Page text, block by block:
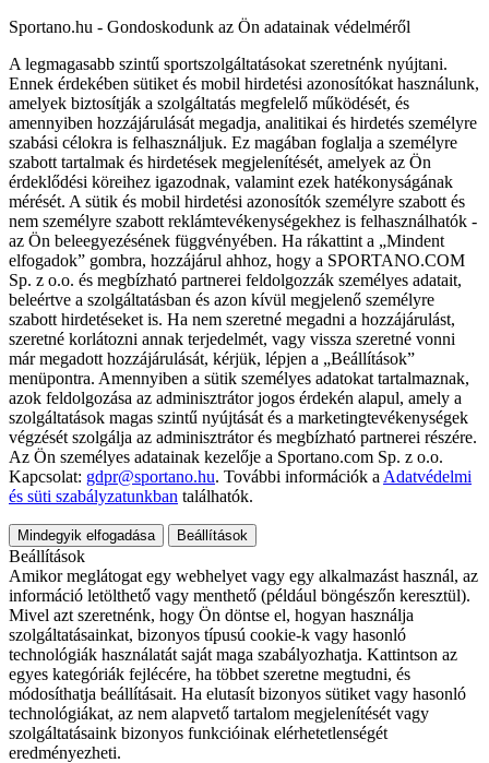
Sportano.hu - Gondoskodunk az Ön adatainak védelméről
A legmagasabb szintű sportszolgáltatásokat szeretnénk nyújtani.
Ennek érdekében sütiket és mobil hirdetési azonosítókat használunk,
amelyek biztosítják a szolgáltatás megfelelő működését, és
amennyiben hozzájárulását megadja, analitikai és hirdetés személyre
szabási célokra is felhasználjuk. Ez magában foglalja a személyre
szabott tartalmak és hirdetések megjelenítését, amelyek az Ön
érdeklődési köreihez igazodnak, valamint ezek hatékonyságának
mérését. A sütik és mobil hirdetési azonosítók személyre szabott és
nem személyre szabott reklámtevékenységekhez is felhasználhatók -
az Ön beleegyezésének függvényében. Ha rákattint a „Mindent
elfogadok” gombra, hozzájárul ahhoz, hogy a SPORTANO.COM
Sp. z o.o. és megbízható partnerei feldolgozzák személyes adatait,
beleértve a szolgáltatásban és azon kívül megjelenő személyre
szabott hirdetéseket is. Ha nem szeretné megadni a hozzájárulást,
szeretné korlátozni annak terjedelmét, vagy vissza szeretné vonni
már megadott hozzájárulását, kérjük, lépjen a „Beállítások”
menüpontra. Amennyiben a sütik személyes adatokat tartalmaznak,
azok feldolgozása az adminisztrátor jogos érdekén alapul, amely a
szolgáltatások magas szintű nyújtását és a marketingtevékenységek
végzését szolgálja az adminisztrátor és megbízható partnerei részére.
Az Ön személyes adatainak kezelője a Sportano.com Sp. z o.o.
Kapcsolat: gdpr@sportano.hu. További információk a Adatvédelmi
és süti szabályzatunkban találhatók.
Mindegyik elfogadása Beállítások
Beállítások
Amikor meglátogat egy webhelyet vagy egy alkalmazást használ, az
információ letölthető vagy menthető (például böngészőn keresztül).
Mivel azt szeretnénk, hogy Ön döntse el, hogyan használja
szolgáltatásainkat, bizonyos típusú cookie-k vagy hasonló
technológiák használatát saját maga szabályozhatja. Kattintson az
egyes kategóriák fejlécére, ha többet szeretne megtudni, és
módosíthatja beállításait. Ha elutasít bizonyos sütiket vagy hasonló
technológiákat, az nem alapvető tartalom megjelenítését vagy
szolgáltatásaink bizonyos funkcióinak elérhetetlenségét
eredményezheti.